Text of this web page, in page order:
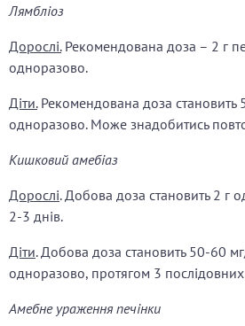
Лямбліоз
Дорослі.Рекомендована доза – 2 г
одноразово.
Діти.Рекомендована доза становить
одноразово. Може знадобитись
Кишковий амебіаз
Дорослі. Добова доза становить 2 г
2-3 днів.
Діти. Добова доза становить 50-60
одноразово, протягом 3 послідовних
Амебне ураження печінки